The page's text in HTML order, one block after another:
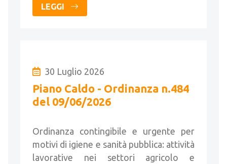
LEGGI
30 Luglio 2026
Piano Caldo - Ordinanza n.484
del 09/06/2026
Ordinanza contingibile e urgente per
motivi di igiene e sanità pubblica: attività
lavorative nei settori agricolo e